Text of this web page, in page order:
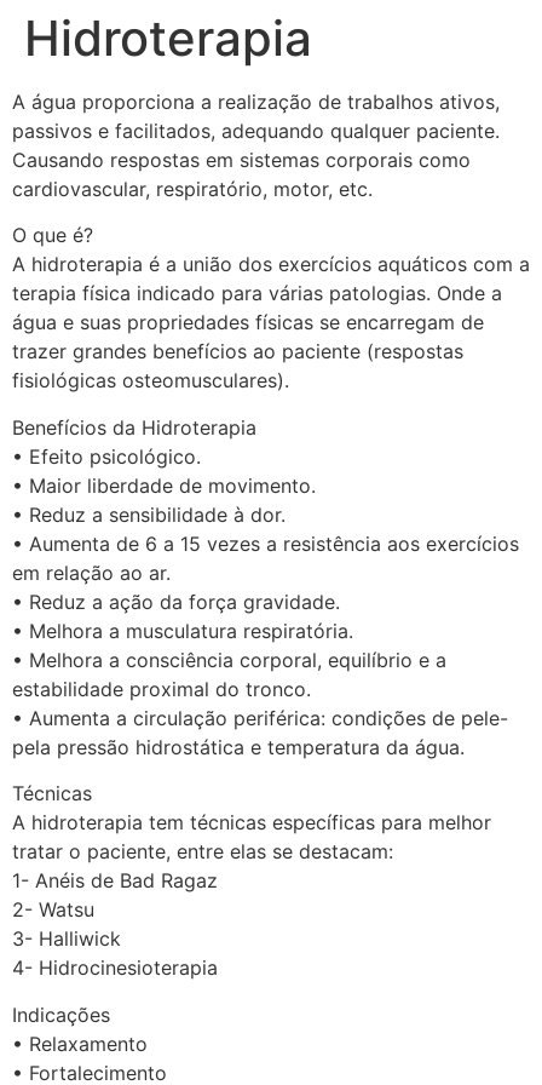
Hidroterapia
A água proporciona a realização de trabalhos ativos,
passivos e facilitados, adequando qualquer paciente.
Causando respostas em sistemas corporais como
cardiovascular, respiratório, motor, etc.
O que é?
A hidroterapia é a união dos exercícios aquáticos com a
terapia física indicado para várias patologias. Onde a
água e suas propriedades físicas se encarregam de
trazer grandes benefícios ao paciente (respostas
fisiológicas osteomusculares).
Benefícios da Hidroterapia
• Efeito psicológico.
• Maior liberdade de movimento.
• Reduz a sensibilidade à dor.
• Aumenta de 6 a 15 vezes a resistência aos exercícios
em relação ao ar.
• Reduz a ação da força gravidade.
• Melhora a musculatura respiratória.
• Melhora a consciência corporal, equilíbrio e a
estabilidade proximal do tronco.
• Aumenta a circulação periférica: condições de pele-
pela pressão hidrostática e temperatura da água.
Técnicas
A hidroterapia tem técnicas específicas para melhor
tratar o paciente, entre elas se destacam:
1- Anéis de Bad Ragaz
2- Watsu
3- Halliwick
4- Hidrocinesioterapia
Indicações
• Relaxamento
• Fortalecimento